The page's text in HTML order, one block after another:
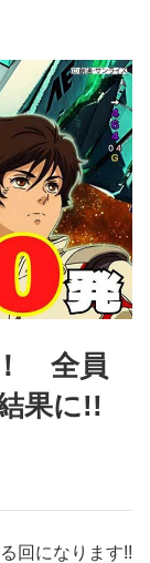
全員
果に!!
回になります!!